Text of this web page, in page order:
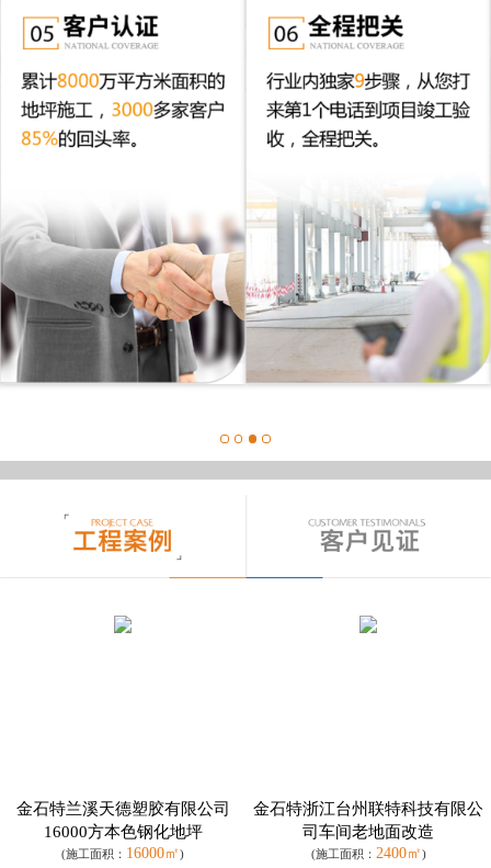
金石特兰溪天德塑胶有限公司
16000方本色钢化地坪
(施工面积： 16000㎡)
金石特浙江台州联特科技有限公
司车间老地面改造
(施工面积： 2400㎡)